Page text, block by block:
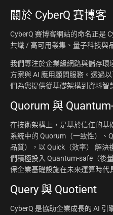
關於 CyberQ 賽博客
CyberQ 賽博客網站的命名正是
共識 / 高可用叢集、量子科技與
我們專注於企業級網路與儲存環
方案與 AI 應用顧問服務。透過
們為您提供從基礎架構到資料智
Quorum 與
在技術架構上，是基於信任的基
系統中的 Quorum（一致性）、
品質），以 Quick（效率） 解決
們積極投入 Quantum-safe（後
保企業基礎設施在未來運算時代
Query 與 Quotient
CyberQ 是協助企業成長的 AI